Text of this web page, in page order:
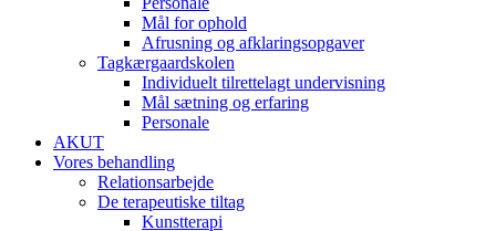
Mål for ophold
Afrusning og afklaringsopgaver
Tagkærgaardskolen​
Individuelt tilrettelagt undervisning
Mål sætning og erfaring
Personale
AKUT
Vores behandling
Relationsarbejde
De terapeutiske tiltag
Kunstterapi